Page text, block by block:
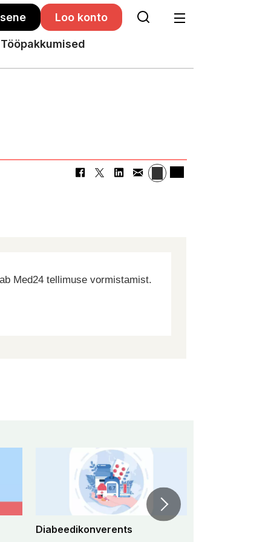
Loo konto
Tööpakkumised
Med24 tellimuse vormistamist.
Diabeedikonverents